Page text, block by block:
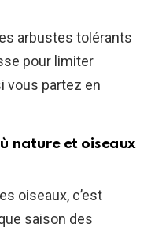
arbustes tolérants
pour limiter
vous partez en
nature et oiseaux
oiseaux, c’est
saison des